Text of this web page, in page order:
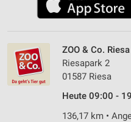
ZOO & Co. Riesa
Riesapark 2
01587 Riesa
Heute 09:00 -
136,17 km •